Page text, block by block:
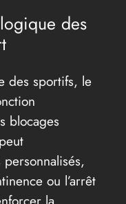
des
des sportifs, le
blocages
ou l’arrêt